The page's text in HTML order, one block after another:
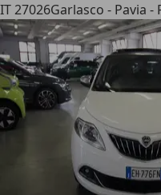
IT 27026Garlasco - Pavia -